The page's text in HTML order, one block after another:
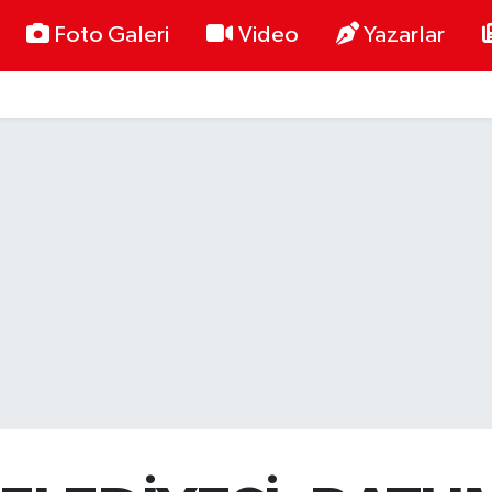
Foto Galeri Video Yazarlar